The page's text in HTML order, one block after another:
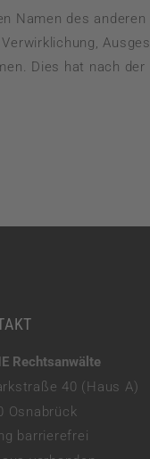
Namen des
Dies hat nach
Rechtsanwälte
40 (Haus A)
Osnabrück
barrierefrei